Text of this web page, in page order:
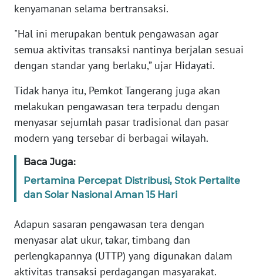
kenyamanan selama bertransaksi.
"Hal ini merupakan bentuk pengawasan agar
semua aktivitas transaksi nantinya berjalan sesuai
dengan standar yang berlaku,” ujar Hidayati.
Tidak hanya itu, Pemkot Tangerang juga akan
melakukan pengawasan tera terpadu dengan
menyasar sejumlah pasar tradisional dan pasar
modern yang tersebar di berbagai wilayah.
Baca Juga:
Pertamina Percepat Distribusi, Stok Pertalite
dan Solar Nasional Aman 15 Hari
Adapun sasaran pengawasan tera dengan
menyasar alat ukur, takar, timbang dan
perlengkapannya (UTTP) yang digunakan dalam
aktivitas transaksi perdagangan masyarakat.
WN
PAPUA
PAPUA
RIAU
WN
WN
WN
SULTRA